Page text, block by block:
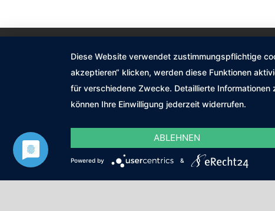
©2026 Malermeister Gamböck
Diese Website verwendet zustimmungspflichtige
akzeptieren“ klicken, werden diese Funktionen
für verschiedene Zwecke. Detaillierte
können Ihre Einwilligung jederzeit widerrufen.
ABLEHNEN
Powered by &